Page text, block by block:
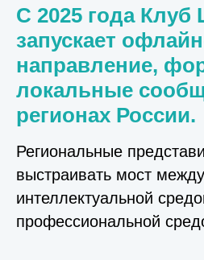
С 2025 года Клуб
запускает
направление,
локальные
регионах России.
Региональные
выстраивать мост между
интеллектуальной
профессиональной